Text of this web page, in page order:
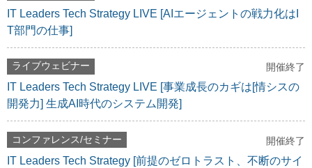
IT Leaders Tech Strategy LIVE [AIエージェントの戦力化はI
T部門の仕事]
ライブウェビナー 開催終了
IT Leaders Tech Strategy LIVE [事業成長のカギは[情シスの
開発力] 生成AI時代のシステム開発]
コンファレンス/セミナー 開催終了
IT Leaders Tech Strategy [前提のゼロトラスト、不断のサイ